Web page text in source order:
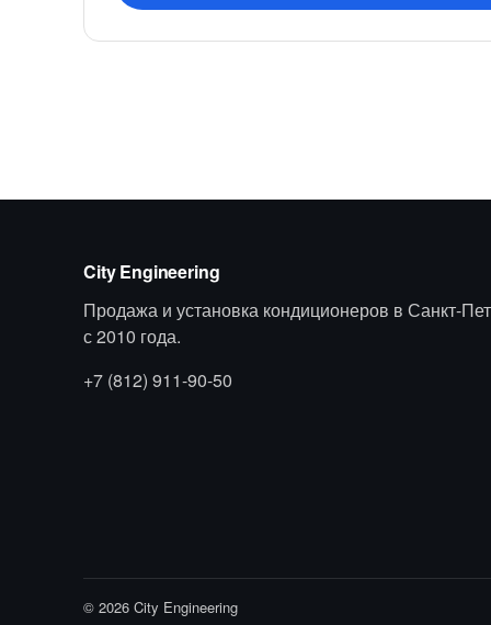
City Engineering
Продажа и установка кондиционеров в Санкт-
с 2010 года.
+7 (812) 911-90-50
© 2026 City Engineering